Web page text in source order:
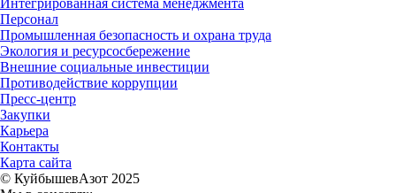
Персонал
Промышленная безопасность и охрана труда
Экология и ресурсосбережение
Внешние социальные инвестиции
Противодействие коррупции
Пресс-центр
Закупки
Карьера
Контакты
Карта сайта
© КуйбышевАзот 2025